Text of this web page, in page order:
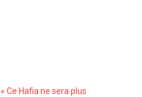
« Ce Hafia ne sera plus